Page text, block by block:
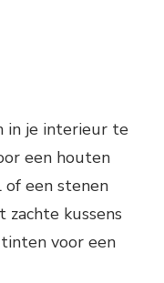
in je interieur te
een houten
een stenen
kussens
voor een